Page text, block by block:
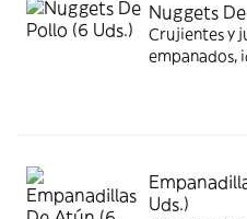
Nuggets
Crujientes y
empanados,
Uds.)